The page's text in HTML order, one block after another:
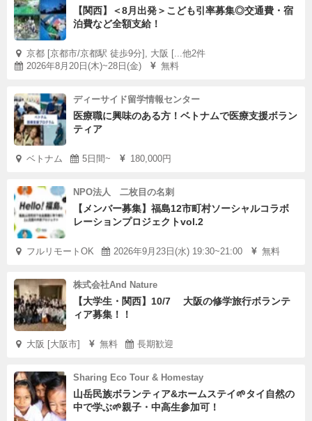
＜時間＞ 1時間半程度
＜持ち物＞ 筆記用具／A4サイズの資料が入れられるカバ
ン、袋等（説明時に資料をお渡しします）
＜参加費＞ 無料（ただし、会場までの交通費はご負担く
ださい）
【関西】＜8月出発＞こども引率募集◎交通費・宿
泊費など全額支給！
京都 [京都市/京都駅 徒歩9分], 大阪 [...他2件
2026年8月20日(木)~28日(金)
無料
ディーサイド留学情報センター
医療職に興味のある方！ベトナムで医療支援ボラン
ティア
ベトナム 5日間~ 180,000円
NPO法人 二枚目の名刺
【メンバー募集】福島12市町村ソーシャルコラボ
レーションプロジェクトvol.2
フルリモートOK 2026年9月23日(水) 19:30~21:00 無料
株式会社And Nature
【大学生・関西】10/7 大阪の修学旅行ボランテ
ィア募集！！
大阪 [大阪市] 無料 長期歓迎
Sharing Eco Tour & Homestay
山岳民族ボランティア&ホームステイ🌱タイ自然の
中で学ぶ🌱親子・中高生参加可！